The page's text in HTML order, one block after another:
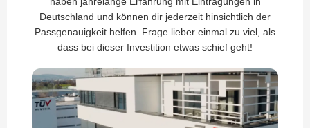
Deutschland und können dir jederzeit hinsichtlich der
Passgenauigkeit helfen. Frage lieber einmal zu viel, als
dass bei dieser Investition etwas schief geht!